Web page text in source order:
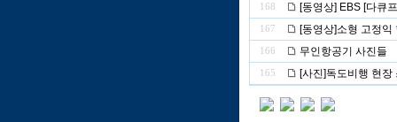
168 [동영상] EBS [다큐
167 [동영상]소형 고정
166 무인항공기 사진들
165 [사진]독도비행 현장